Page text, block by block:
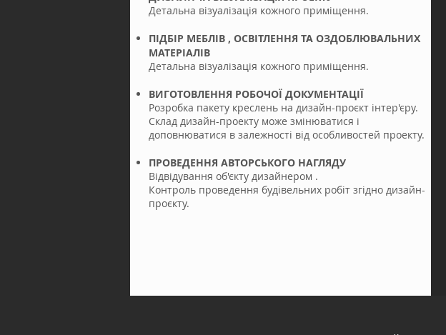
Детальна візуалізація кожного приміщення.
ПІДБІР МЕБЛІВ , ОСВІТЛЕННЯ ТА ОЗДОБЛЮВАЛЬНИХ
МАТЕРІАЛІВ
Детальна візуалізація кожного приміщення.
ВИГОТОВЛЕННЯ РОБОЧОЇ ДОКУМЕНТАЦІЇ
Розробка пакету креслень на дизайн-проєкт інтер'єру.
Склад дизайн-проекту може змінюватися і
доповнюватися в залежності від особливостей проекту.
ПРОВЕДЕННЯ АВТОРСЬКОГО НАГЛЯДУ
Відвідування об'єкту дизайнером .
Контроль проведення будівельних робіт згідно дизайн-
проєкту.